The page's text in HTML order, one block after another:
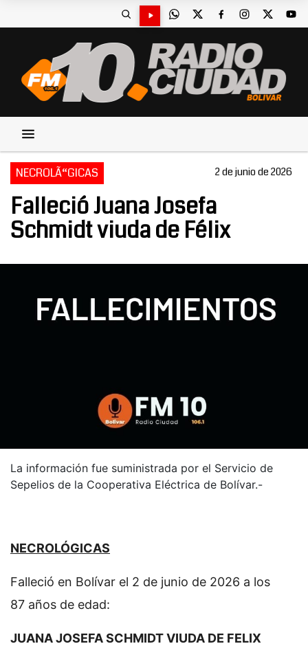
NECROLÃ“GICAS 2 de junio de 2026
Falleció Juana Josefa
Schmidt viuda de Félix
La información fue suministrada por el Servicio de
Sepelios de la Cooperativa Eléctrica de Bolívar.-
NECROLÓGICAS
Falleció en Bolívar el 2 de junio de 2026 a los
87 años de edad:
JUANA JOSEFA SCHMIDT VIUDA DE FELIX